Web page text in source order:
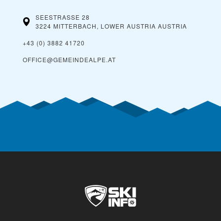
SEESTRASSE 28
3224 MITTERBACH, LOWER AUSTRIA AUSTRIA
+43 (0) 3882 41720
OFFICE@GEMEINDEALPE.AT